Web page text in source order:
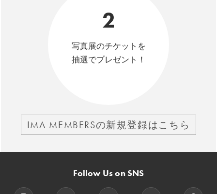
2
写真展のチケットを
抽選でプレゼント！
IMA MEMBERSの新規登録はこちら
Follow Us on SNS